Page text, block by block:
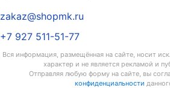
zakaz@shopmk.ru
+7 927 511-51-77
Вся информация, размещённая на сайте, носит
характер и не является рекламой и
Отправляя любую форму на сайте, вы
конфиденциальности